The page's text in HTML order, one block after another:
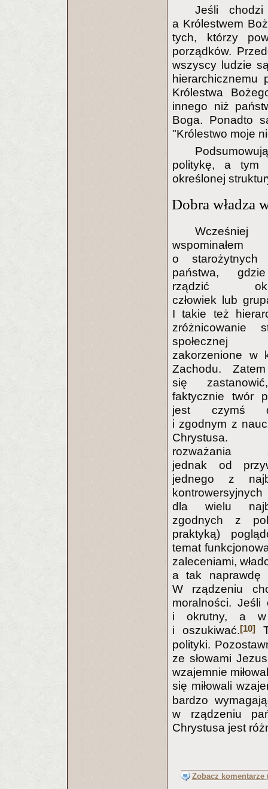
Jeśli
a Królestwem
tych, którzy
porządków.
wszyscy ludzie
hierarchicznemu
Królestwa
innego niż
Boga. Ponadto
"Królestwo moje
politykę, a tym
określonej
Dobra władza
wspominałem
o starożytnych
państwa,
rządzić
człowiek lub
I takie też
zróżnicowanie
społecznej
zakorzenione w
Zachodu.
się
faktycznie twór
jest czymś
i zgodnym z
rozważania
jednak od
jednego z
dla wielu
zgodnych z
praktyką)
temat
zaleceniami,
a tak naprawdę
W rządzeniu
moralności. Jeśli
i okrutny, a w
i oszukiwać.[10]
polityki.
ze słowami
wzajemnie
się miłowali
bardzo
w rządzeniu
Chrystusa jest
Zobacz komentarze